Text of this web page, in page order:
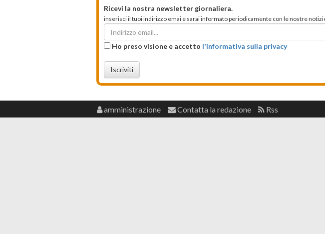
Ricevi la nostra newsletter giornaliera.
inserisci il tuoi indirizzo emai e sarai informato periodicamente con le nostre
Ho preso visione e accetto l'informativa sulla privacy
Iscriviti
amministrazione Contatta la redazione Rss